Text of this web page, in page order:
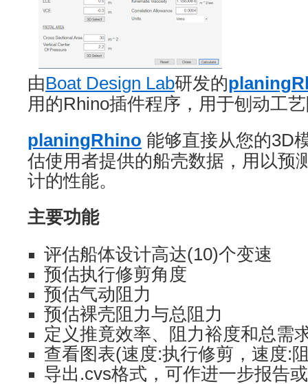
由Boat Design Lab研发的
用的Rhino插件程序，用于刨动工
planingRhino 能够直接从您的3D
估使用者提供的船壳数据，用以预
计的性能。
主要功能
评估船体设计高达(10)个变速
预估执行修剪角度
预估气动阻力
预估裸壳阻力与总阻力
定义推竟效率、阻力裕度和总需
查看图表(速度:执行修剪，速度:
导出.cvs格式，可作进一步报告